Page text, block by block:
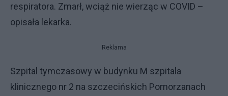
respiratora. Zmarł, wciąż nie wierząc w COVID –
opisała lekarka.
Reklama
Szpital tymczasowy w budynku M szpitala
klinicznego nr 2 na szczecińskich Pomorzanach